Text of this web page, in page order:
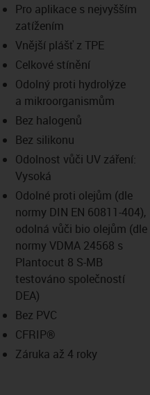
icon-lupe
icon-lupe
Pro aplikace s nejvyšším
zatížením
Vnější plášť z TPE
Celkové stínění
Odolný proti hydrolýze
a mikroorganismům
Bez halogenů
Bez silikonu
Odolnost vůči UV záření:
Vysoká
Odolné proti olejům (dle
normy DIN EN 60811-404),
odolná vůči bio olejům (dle
normy VDMA 24568 s
Plantocut 8 S-MB
testováno společností
DEA)
Bez PVC
CFRIP®
Záruka až 4 roky